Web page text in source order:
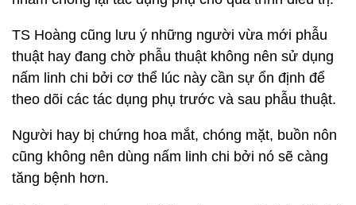
TS Hoàng cũng lưu ý những người vừa mới phẫu
thuật hay đang chờ phẫu thuật không nên sử dụng
nấm linh chi bởi cơ thể lúc này cần sự ổn định để
theo dõi các tác dụng phụ trước và sau phẫu thuật.
Người hay bị chứng hoa mắt, chóng mặt, buồn nôn
cũng không nên dùng nấm linh chi bởi nó sẽ càng
tăng bệnh hơn.